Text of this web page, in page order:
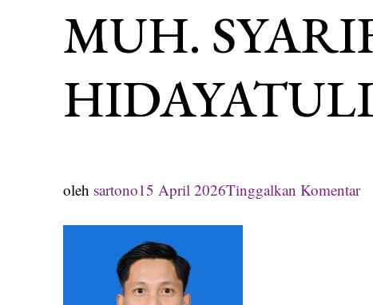
MUH.
oleh sartono15 April 2026Tinggalkan Komentar